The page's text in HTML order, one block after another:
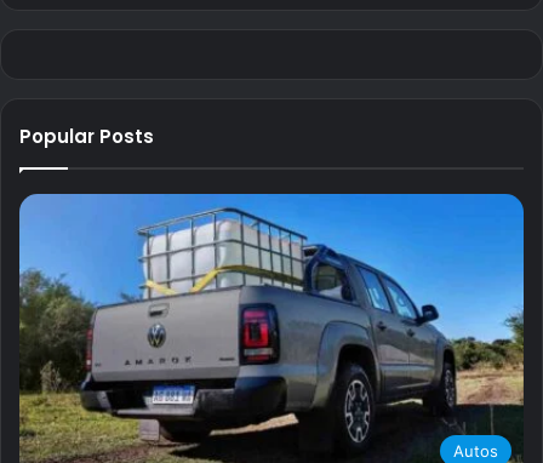
Popular Posts
Autos